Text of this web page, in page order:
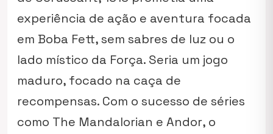
experiência de ação e aventura focada
em Boba Fett, sem sabres de luz ou o
lado místico da Força. Seria um jogo
maduro, focado na caça de
recompensas. Com o sucesso de séries
como The Mandalorian e Andor, o